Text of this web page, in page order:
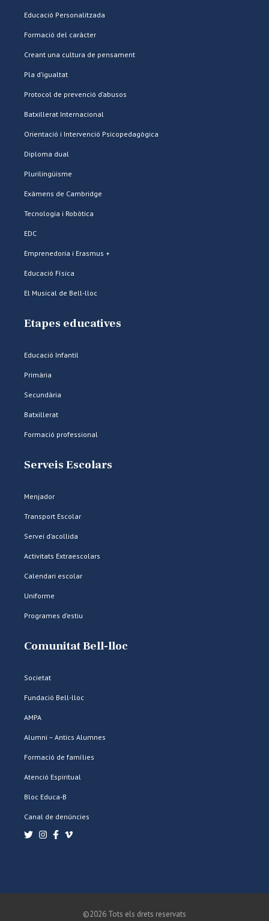
Educació Personalitzada
Formació del caràcter
Creant una cultura de pensament
Pla d’igualtat
Protocol de prevenció d’abusos
Batxillerat Internacional
Orientació i Intervenció Psicopedagògica
Diploma dual
Plurilingüisme
Exàmens de Cambridge
Tecnologia i Robòtica
EDC
Emprenedoria i Erasmus +
Educació Física
El Musical de Bell-lloc
Etapes educatives
Educació Infantil
Primària
Secundària
Batxillerat
Formació professional
Serveis Escolars
Menjador
Transport Escolar
Servei d’acollida
Activitats Extraescolars
Calendari escolar
Uniforme
Programes d’estiu
Comunitat Bell-lloc
Societat
Fundació Bell-lloc
AMPA
Alumni – Antics Alumnes
Formació de famílies
Atenció Espiritual
Bloc Educa-B
Canal de denúncies
©2026 Tots els drets reservats